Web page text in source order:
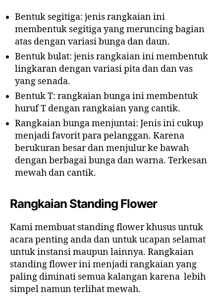
Bentuk segitiga: jenis rangkaian ini
membentuk segitiga yang meruncing bagian
atas dengan variasi bunga dan daun.
Bentuk bulat: jenis rangkaian ini membentuk
lingkaran dengan variasi pita dan dan vas
yang senada.
Bentuk T: rangkaian bunga ini membentuk
huruf T dengan rangkaian yang cantik.
Rangkaian bunga menjuntai: Jenis ini cukup
menjadi favorit para pelanggan. Karena
berukuran besar dan menjulur ke bawah
dengan berbagai bunga dan warna. Terkesan
mewah dan cantik.
Rangkaian Standing Flower
Kami membuat standing flower khusus untuk
acara penting anda dan untuk ucapan selamat
untuk instansi maupun lainnya. Rangkaian
standing flower ini menjadi rangkaian yang
paling diminati semua kalangan karena lebih
simpel namun terlihat mewah.